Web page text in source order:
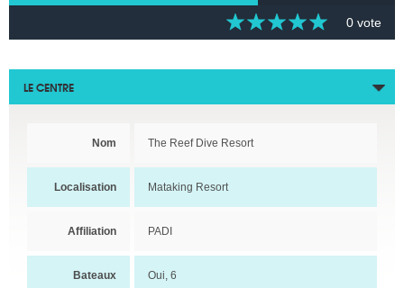
0 vote
LE CENTRE
Nom The Reef Dive Resort
Localisation Mataking Resort
Affiliation PADI
Bateaux Oui, 6